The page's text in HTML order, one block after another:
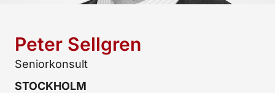
Peter Sellgren
Seniorkonsult
STOCKHOLM